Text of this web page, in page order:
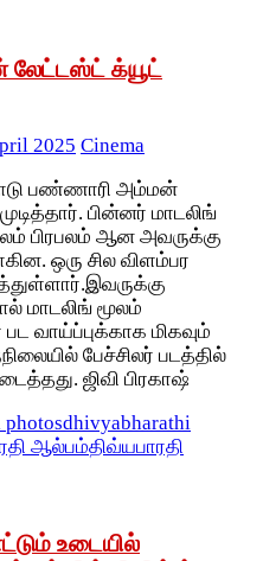
லேட்டஸ்ட் க்யூட்
2025 Cinema
பண்ணாரி அம்மன்
பின்னர் மாடலிங்
பிரபலம் ஆன அவருக்கு
ஒரு சில விளம்பர
மாடலிங் மூலம்
வாய்ப்புக்காக மிகவும்
பேச்சிலர் படத்தில்
ஜிவி பிரகாஷ்
dhivyabharathi
ஆல்பம்திவ்யபாரதி
உடையில்